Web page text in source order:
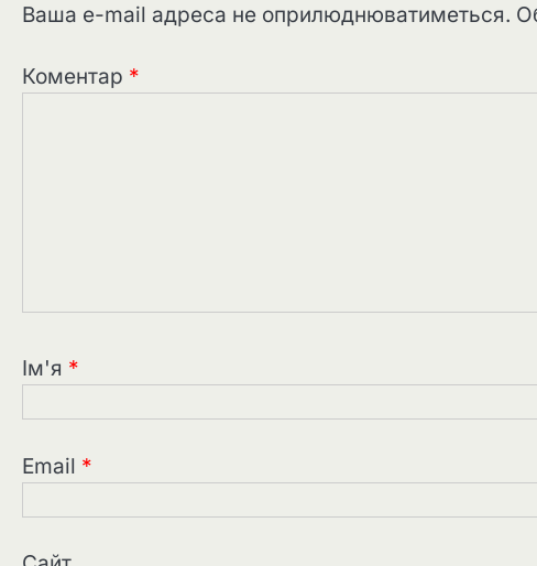
Ваша e-mail адреса не оприлюднюватиметься.
Коментар *
Ім'я *
Email *